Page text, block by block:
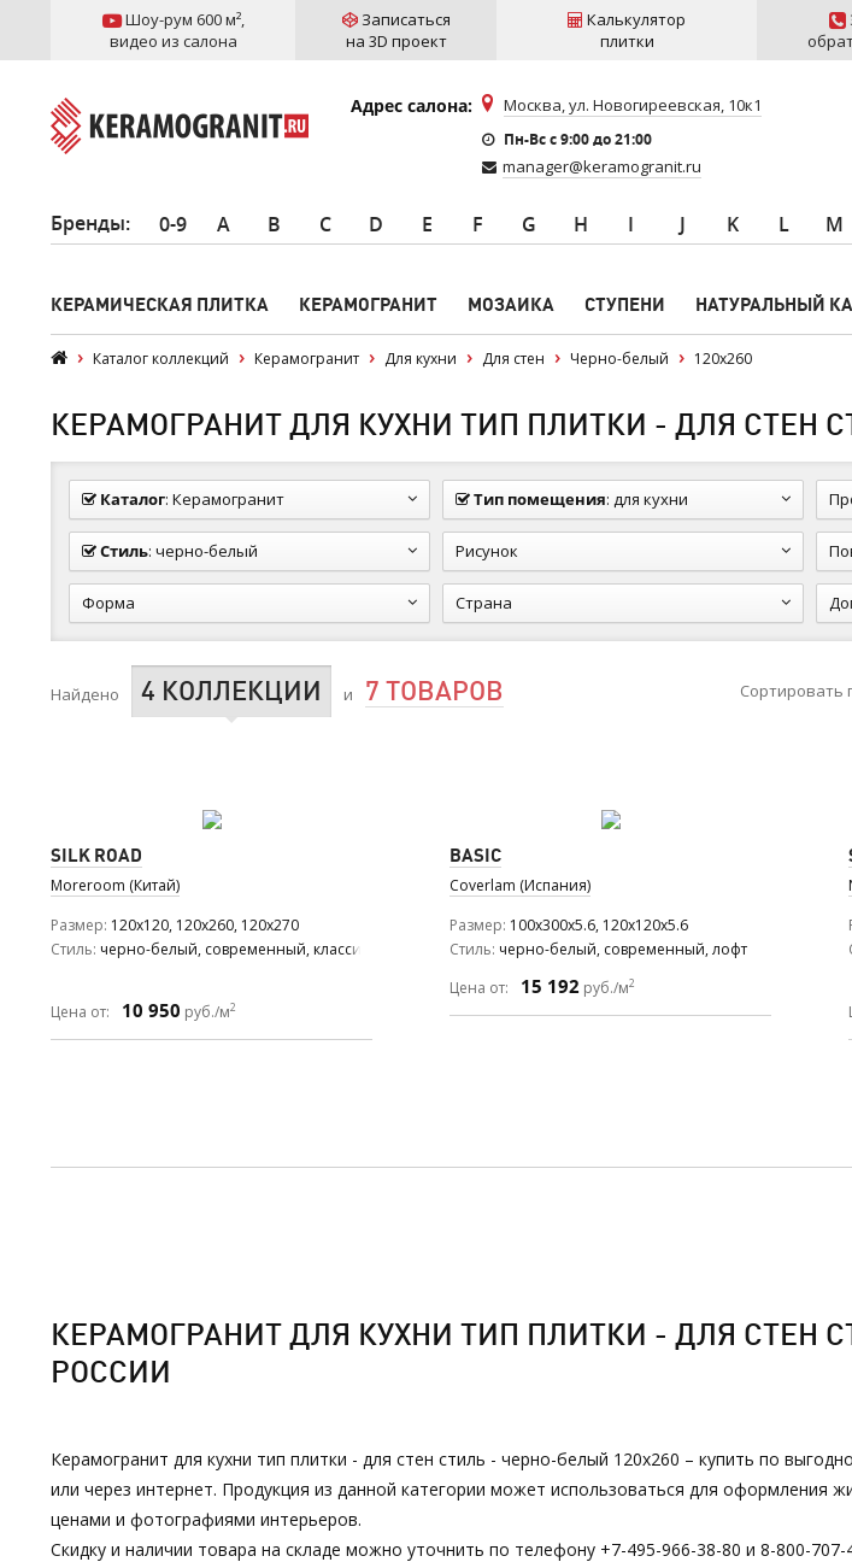
Шоу-рум 600 м²,
видео из салона
Записаться
на 3D проект
Калькулятор
плитки
Адрес салона: Москва, ул. Новогиреевская, 10к1
Пн-Вс c 9:00 до 21:00
manager@keramogranit.ru
Бренды: 0-9 A B C D E F G H I J K L M
КЕРАМИЧЕСКАЯ ПЛИТКА КЕРАМОГРАНИТ МОЗАИКА СТУПЕНИ НАТУРАЛЬНЫЙ
Каталог коллекций Керамогранит Для кухни Для стен Черно-белый 120x260
КЕРАМОГРАНИТ ДЛЯ КУХНИ ТИП ПЛИТКИ - ДЛЯ СТЕН
Каталог: Керамогранит Тип помещения: для кухни
Стиль: черно-белый Рисунок
Форма Страна
Найдено 4 КОЛЛЕКЦИИ и 7 ТОВАРОВ Сортировать
SILK ROAD
Moreroom (Китай)
Размер 120x120, 120x260, 120x270
Стиль черно-белый, современный, классический
Цена от: 10 950 руб./м2
BASIC
Coverlam (Испания)
Размер 100x300x5.6, 120x120x5.6
Стиль черно-белый, современный, лофт
Цена от:
15 192 руб./м2
КЕРАМОГРАНИТ ДЛЯ КУХНИ ТИП ПЛИТКИ - ДЛЯ СТЕН
РОССИИ
Керамогранит для кухни тип плитки - для стен стиль - черно-белый 120х260 – купить по
или через интернет. Продукция из данной категории может использоваться для
ценами и фотографиями интерьеров.
Скидку и наличии товара на складе можно уточнить по телефону +7-495-966-38-80 и 8-800-